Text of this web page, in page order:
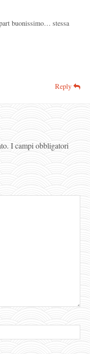
buonissimo… stessa
Reply
I campi obbligatori